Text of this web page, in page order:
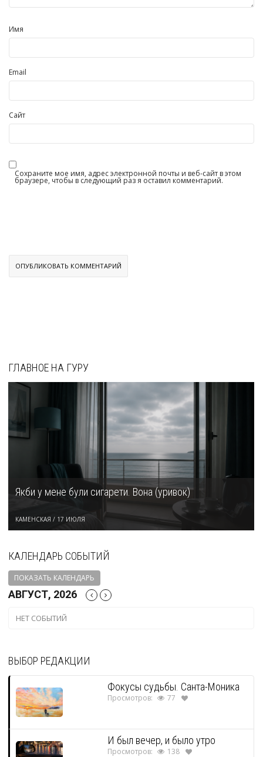
Имя
Email
Сайт
Сохраните мое имя, адрес электронной почты и веб-сайт в этом
браузере, чтобы в следующий раз я оставил комментарий.
ГЛАВНОЕ НА ГУРУ
Якби у мене були сигарети. Вона (уривок)
КАМЕНСКАЯ / 17 ИЮЛЯ
КАЛЕНДАРЬ СОБЫТИЙ
ПОКАЗАТЬ КАЛЕНДАРЬ
АВГУСТ, 2026
НЕТ СОБЫТИЙ
ВЫБОР РЕДАКЦИИ
Фокусы судьбы. Санта-Моника
Просмотров: 77
И был вечер, и было утро
Просмотров: 138